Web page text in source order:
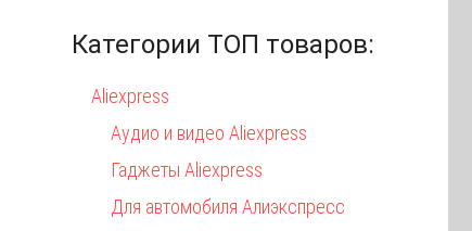
Категории ТОП товаров:
Aliexpress
Аудио и видео Aliexpress
Гаджеты Aliexpress
Для автомобиля Алиэкспресс